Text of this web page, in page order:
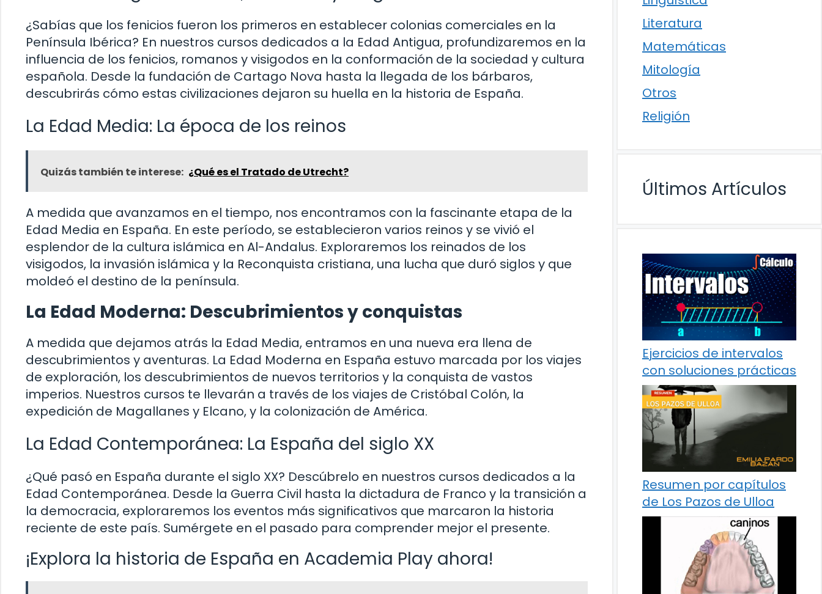
¿Sabías que los fenicios fueron los primeros en establecer colonias comerciales en la
Península Ibérica? En nuestros cursos dedicados a la Edad Antigua, profundizaremos en la
influencia de los fenicios, romanos y visigodos en la conformación de la sociedad y cultura
española. Desde la fundación de Cartago Nova hasta la llegada de los bárbaros,
descubrirás cómo estas civilizaciones dejaron su huella en la historia de España.
La Edad Media: La época de los reinos
Quizás también te interese: ¿Qué es el Tratado de Utrecht?
A medida que avanzamos en el tiempo, nos encontramos con la fascinante etapa de la
Edad Media en España. En este período, se establecieron varios reinos y se vivió el
esplendor de la cultura islámica en Al-Andalus. Exploraremos los reinados de los
visigodos, la invasión islámica y la Reconquista cristiana, una lucha que duró siglos y que
moldeó el destino de la península.
La Edad Moderna: Descubrimientos y conquistas
A medida que dejamos atrás la Edad Media, entramos en una nueva era llena de
descubrimientos y aventuras. La Edad Moderna en España estuvo marcada por los viajes
de exploración, los descubrimientos de nuevos territorios y la conquista de vastos
imperios. Nuestros cursos te llevarán a través de los viajes de Cristóbal Colón, la
expedición de Magallanes y Elcano, y la colonización de América.
La Edad Contemporánea: La España del siglo XX
¿Qué pasó en España durante el siglo XX? Descúbrelo en nuestros cursos dedicados a la
Edad Contemporánea. Desde la Guerra Civil hasta la dictadura de Franco y la transición a
la democracia, exploraremos los eventos más significativos que marcaron la historia
reciente de este país. Sumérgete en el pasado para comprender mejor el presente.
¡Explora la historia de España en Academia Play ahora!
Literatura
Matemáticas
Mitología
Otros
Religión
Últimos Artículos
Ejercicios de intervalos
con soluciones prácticas
Resumen por capítulos
de Los Pazos de Ulloa